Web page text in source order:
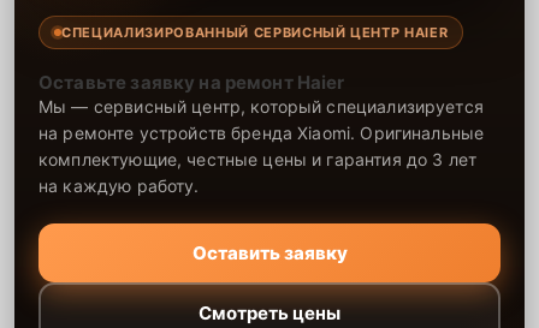
СПЕЦИАЛИЗИРОВАННЫЙ СЕРВИСНЫЙ ЦЕНТР HAIER
Оставьте заявку на ремонт Haier
Мы — сервисный центр, который специализируется
на ремонте устройств бренда Xiaomi. Оригинальные
комплектующие, честные цены и гарантия до 3 лет
на каждую работу.
Оставить заявку
Смотреть цены